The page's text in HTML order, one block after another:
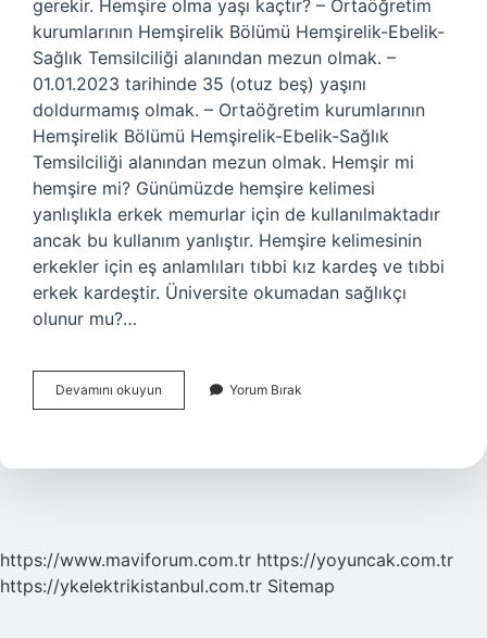
gerekir. Hemşire olma yaşı kaçtır? – Ortaöğretim
kurumlarının Hemşirelik Bölümü Hemşirelik-Ebelik-
Sağlık Temsilciliği alanından mezun olmak. –
01.01.2023 tarihinde 35 (otuz beş) yaşını
doldurmamış olmak. – Ortaöğretim kurumlarının
Hemşirelik Bölümü Hemşirelik-Ebelik-Sağlık
Temsilciliği alanından mezun olmak. Hemşir mi
hemşire mi? Günümüzde hemşire kelimesi
yanlışlıkla erkek memurlar için de kullanılmaktadır
ancak bu kullanım yanlıştır. Hemşire kelimesinin
erkekler için eş anlamlıları tıbbi kız kardeş ve tıbbi
erkek kardeştir. Üniversite okumadan sağlıkçı
olunur mu?…
Devamını okuyun Hemşeri
Nasıl
Yorum Bırak
https://www.maviforum.com.tr https://yoyuncak.com.tr
https://ykelektrikistanbul.com.tr Sitemap